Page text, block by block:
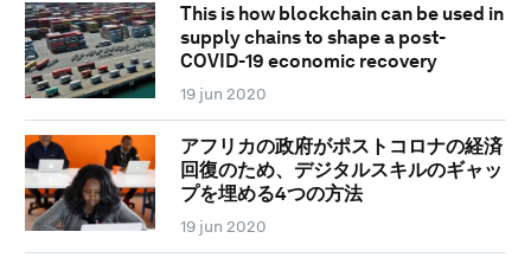
This is how blockchain can be used in
supply chains to shape a post-
COVID-19 economic recovery
19 jun 2020
アフリカの政府がポストコロナの経済
回復のため、デジタルスキルのギャッ
プを埋める4つの方法
19 jun 2020